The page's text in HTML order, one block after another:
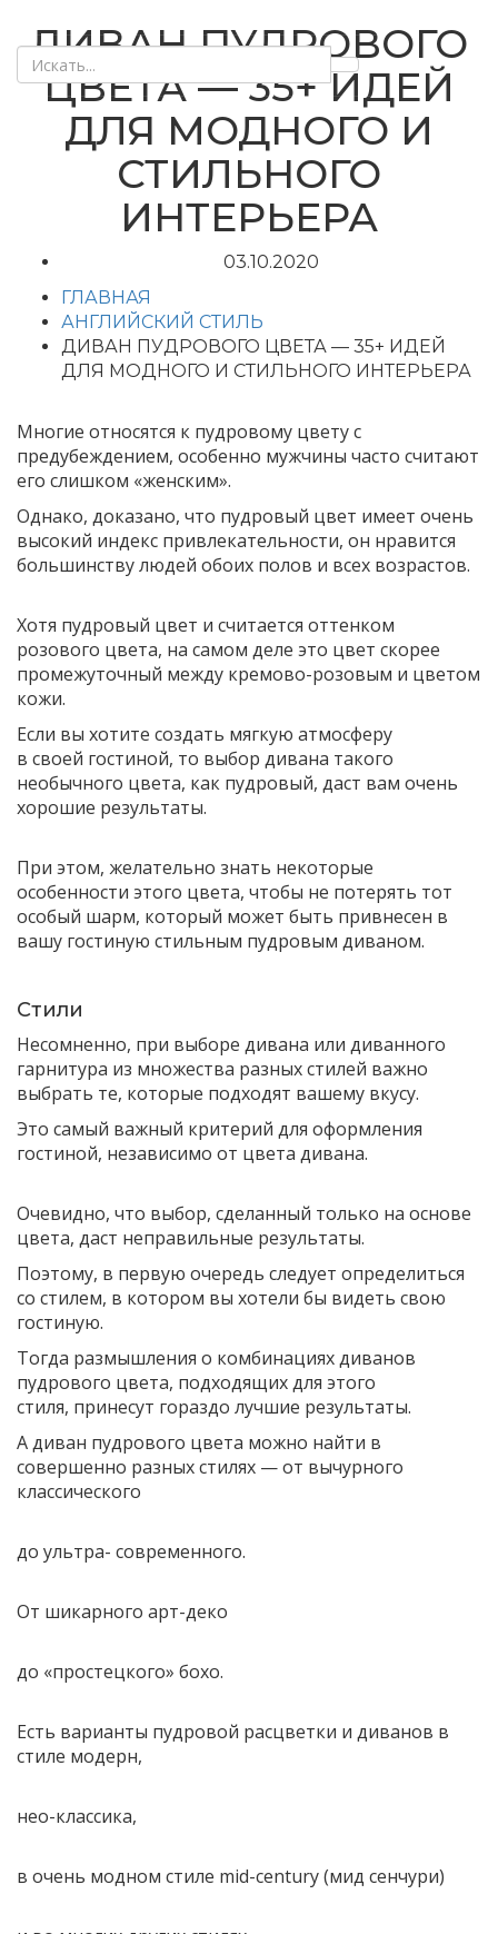
ДИВАН ПУДРОВОГО
ЦВЕТА — 35+ ИДЕЙ
ДЛЯ МОДНОГО И
СТИЛЬНОГО
ИНТЕРЬЕРА
03.10.2020
ГЛАВНАЯ
АНГЛИЙСКИЙ СТИЛЬ
ДИВАН ПУДРОВОГО ЦВЕТА — 35+ ИДЕЙ
ДЛЯ МОДНОГО И СТИЛЬНОГО ИНТЕРЬЕРА
Многие относятся к пудровому цвету с
предубеждением, особенно мужчины часто считают
его слишком «женским».
Однако, доказано, что пудровый цвет имеет очень
высокий индекс привлекательности, он нравится
большинству людей обоих полов и всех возрастов.
Хотя пудровый цвет и считается оттенком
розового цвета, на самом деле это цвет скорее
промежуточный между кремово-розовым и цветом
кожи.
Если вы хотите создать мягкую атмосферу
в своей гостиной, то выбор дивана такого
необычного цвета, как пудровый, даст вам очень
хорошие результаты.
При этом, желательно знать некоторые
особенности этого цвета, чтобы не потерять тот
особый шарм, который может быть привнесен в
вашу гостиную стильным пудровым диваном.
Стили
Несомненно, при выборе дивана или диванного
гарнитура из множества разных стилей важно
выбрать те, которые подходят вашему вкусу.
Это самый важный критерий для оформления
гостиной, независимо от цвета дивана.
Очевидно, что выбор, сделанный только на основе
цвета, даст неправильные результаты.
Поэтому, в первую очередь следует определиться
со стилем, в котором вы хотели бы видеть свою
гостиную.
Тогда размышления о комбинациях диванов
пудрового цвета, подходящих для этого
стиля, принесут гораздо лучшие результаты.
А диван пудрового цвета можно найти в
совершенно разных стилях — от вычурного
классического
до ультра- современного.
От шикарного арт-деко
до «простецкого» бохо.
Есть варианты пудровой расцветки и диванов в
стиле модерн,
нео-классика,
в очень модном стиле mid-century (мид сенчури)